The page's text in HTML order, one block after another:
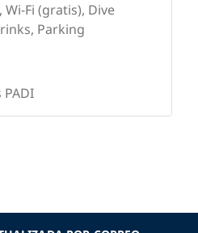
Fi (gratis), Dive
Parking